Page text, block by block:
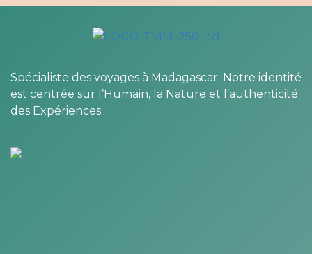
Spécialiste des voyages à Madagascar. Notre identité
est centrée sur l’Humain, la Nature et l’authenticité
des Expériences.